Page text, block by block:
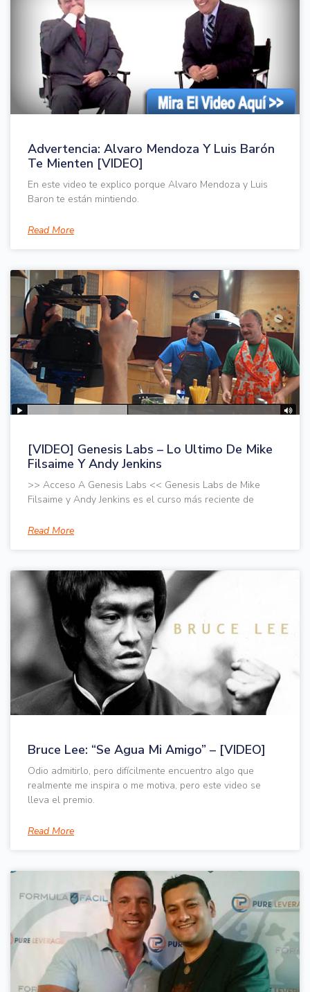
Advertencia: Alvaro Mendoza Y Luis Barón
Te Mienten [VIDEO]
En este video te explico porque Alvaro Mendoza y Luis
Baron te están mintiendo.
Read More
[VIDEO] Genesis Labs – Lo Ultimo De Mike
Filsaime Y Andy Jenkins
>> Acceso A Genesis Labs << Genesis Labs de Mike
Filsaime y Andy Jenkins es el curso más reciente de
Read More
Bruce Lee: “Se Agua Mi Amigo” – [VIDEO]
Odio admitirlo, pero difícilmente encuentro algo que
realmente me inspira o me motiva, pero este video se
lleva el premio.
Read More